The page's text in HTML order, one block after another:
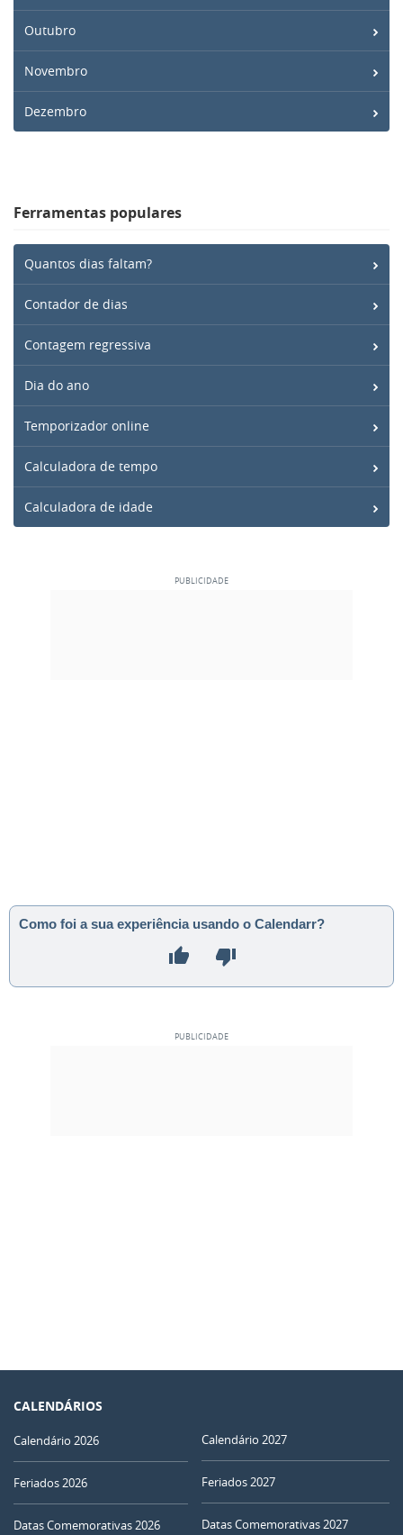
Outubro
Novembro
Dezembro
Ferramentas populares
Quantos dias faltam?
Contador de dias
Contagem regressiva
Dia do ano
Temporizador online
Calculadora de tempo
Calculadora de idade
Como foi a sua experiência usando o Calendarr?
CALENDÁRIOS
Calendário 2026
Feriados 2026
Datas Comemorativas 2026
Calendário 2027
Feriados 2027
Datas Comemorativas 2027